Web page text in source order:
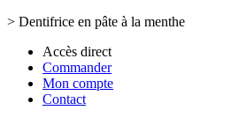
> Dentifrice en pâte à la menthe
Accès direct
Commander
Mon compte
Contact